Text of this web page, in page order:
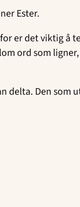
Ester.
er det viktig å
ord som
delta. Den som